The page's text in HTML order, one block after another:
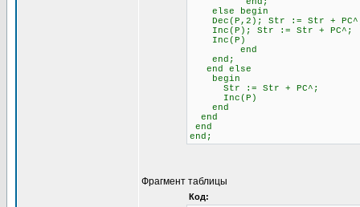
else begin \\
Dec(P,2); Str := Str +
Inc(P); Str := Str + PC^;
Inc(P)
end
end;
end else \\ Если
begin
Str := Str + PC^;
Inc(P)
end
end
end
end;
Фрагмент таблицы
Код: